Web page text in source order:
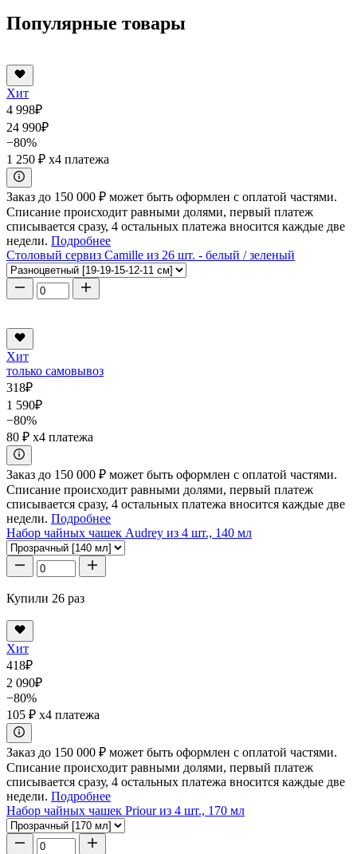
Популярные товары
Хит
4 998₽
24 990₽
−80%
1 250 ₽ x4 платежа
Заказ до 150 000 ₽ может быть оформлен с оплатой частями.
Списание происходит равными долями, первый платеж
списывается сразу, 4 остальных платежа вносится каждые две
недели. Подробнее
Столовый сервиз Camille из 26 шт. - белый / зеленый
Хит
только самовывоз
318₽
1 590₽
−80%
80 ₽ x4 платежа
Заказ до 150 000 ₽ может быть оформлен с оплатой частями.
Списание происходит равными долями, первый платеж
списывается сразу, 4 остальных платежа вносится каждые две
недели. Подробнее
Набор чайных чашек Audrey из 4 шт., 140 мл
Купили 26 раз
Хит
418₽
2 090₽
−80%
105 ₽ x4 платежа
Заказ до 150 000 ₽ может быть оформлен с оплатой частями.
Списание происходит равными долями, первый платеж
списывается сразу, 4 остальных платежа вносится каждые две
недели. Подробнее
Набор чайных чашек Priour из 4 шт., 170 мл